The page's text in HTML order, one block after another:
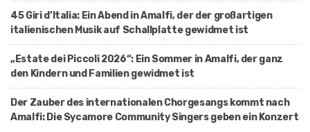
45 Giri d’Italia: Ein Abend in Amalfi, der der großartigen
italienischen Musik auf Schallplatte gewidmet ist
„Estate dei Piccoli 2026“: Ein Sommer in Amalfi, der ganz
den Kindern und Familien gewidmet ist
Der Zauber des internationalen Chorgesangs kommt nach
Amalfi: Die Sycamore Community Singers geben ein Konzert